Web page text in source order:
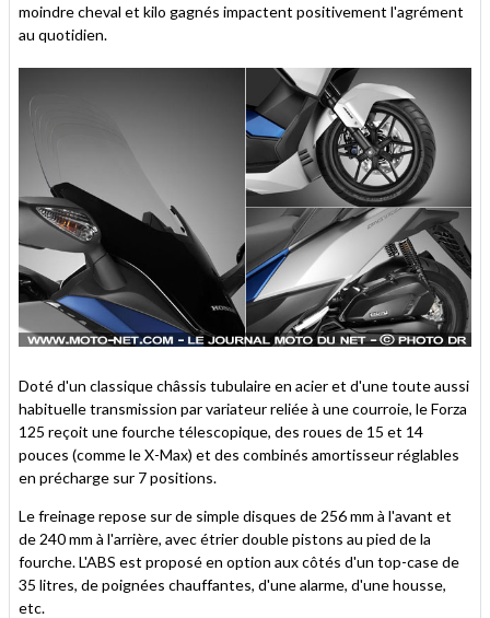
moindre cheval et kilo gagnés impactent positivement l'agrément
au quotidien.
Doté d'un classique châssis tubulaire en acier et d'une toute aussi
habituelle transmission par variateur reliée à une courroie, le Forza
125 reçoit une fourche télescopique, des roues de 15 et 14
pouces (comme le X-Max) et des combinés amortisseur réglables
en précharge sur 7 positions.
Le freinage repose sur de simple disques de 256 mm à l'avant et
de 240 mm à l'arrière, avec étrier double pistons au pied de la
fourche. L'ABS est proposé en option aux côtés d'un top-case de
35 litres, de poignées chauffantes, d'une alarme, d'une housse,
etc.